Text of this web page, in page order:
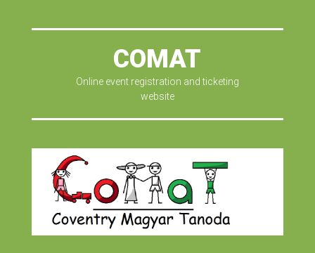
COMAT
Online event registration and ticketing
website